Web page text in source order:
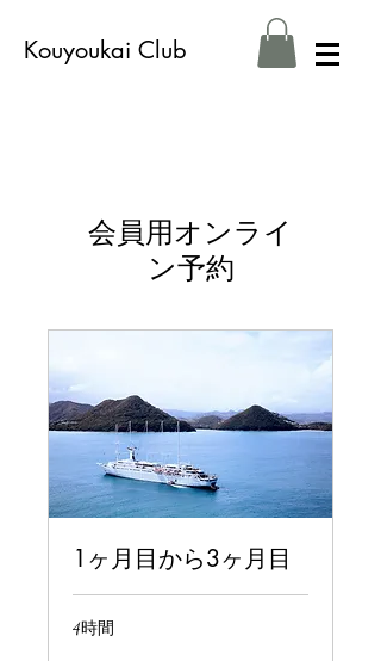
Kouyoukai Club
会員用オンライ
ン予約
1ヶ月目から3ヶ月目
4時間